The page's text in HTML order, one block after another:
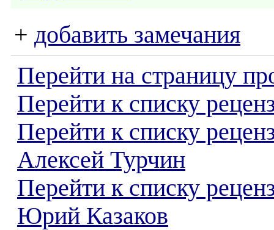
+ добавить замечания
Перейти на страницу
Перейти к списку
Перейти к списку
Алексей Турчин
Перейти к списку
Юрий Казаков